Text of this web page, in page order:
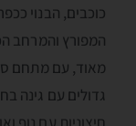
כוכבים, הבנוי
המפורץ והמרחב
מאוד, עם מתחם
גדולים עם גינה